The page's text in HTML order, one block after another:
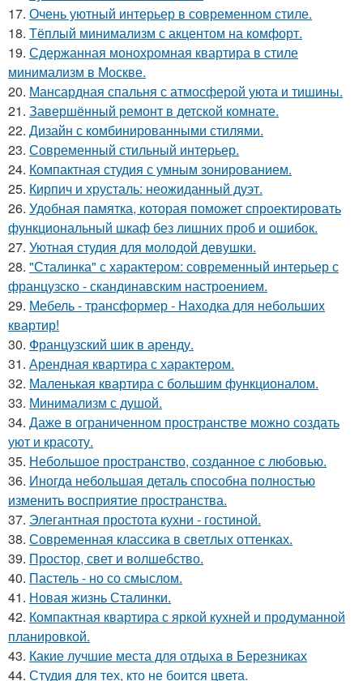
17. Очень уютный интерьер в современном стиле.
18. Тёплый минимализм с акцентом на комфорт.
19. Сдержанная монохромная квартира в стиле
минимализм в Москве.
20. Мансардная спальня с атмосферой уюта и тишины.
21. Завершённый ремонт в детской комнате.
22. Дизайн с комбинированными стилями.
23. Современный стильный интерьер.
24. Компактная студия с умным зонированием.
25. Кирпич и хрусталь: неожиданный дуэт.
26. Удобная памятка, которая поможет спроектировать
функциональный шкаф без лишних проб и ошибок.
27. Уютная студия для молодой девушки.
28. "Сталинка" с характером: современный интерьер с
французско - скандинавским настроением.
29. Мебель - трансформер - Находка для небольших
квартир!
30. Французский шик в аренду.
31. Арендная квартира с характером.
32. Маленькая квартира с большим функционалом.
33. Минимализм с душой.
34. Даже в ограниченном пространстве можно создать
уют и красоту.
35. Небольшое пространство, созданное с любовью.
36. Иногда небольшая деталь способна полностью
изменить восприятие пространства.
37. Элегантная простота кухни - гостиной.
38. Современная классика в светлых оттенках.
39. Простор, свет и волшебство.
40. Пастель - но со смыслом.
41. Новая жизнь Сталинки.
42. Компактная квартира с яркой кухней и продуманной
планировкой.
43. Какие лучшие места для отдыха в Березниках
44. Студия для тех, кто не боится цвета.